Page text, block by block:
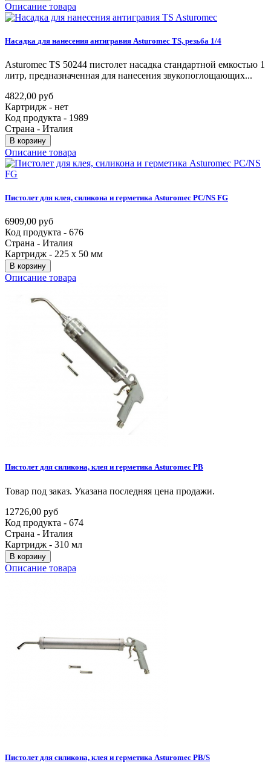
Описание товара
Насадка для нанесения антигравия Asturomec TS, резьба 1/4
Asturomec TS 50244 пистолет насадка стандартной емкостью 1
литр, предназначенная для нанесения звукопоглощающих...
4822,00 руб
Картридж - нет
Код продукта - 1989
Страна - Италия
В корзину
Описание товара
Пистолет для клея, силикона и герметика Asturomec PC/NS FG
6909,00 руб
Код продукта - 676
Страна - Италия
Картридж - 225 х 50 мм
В корзину
Описание товара
Пистолет для силикона, клея и герметика Asturomec PB
Товар под заказ. Указана последняя цена продажи.
12726,00 руб
Код продукта - 674
Страна - Италия
Картридж - 310 мл
В корзину
Описание товара
Пистолет для силикона, клея и герметика Asturomec PB/S